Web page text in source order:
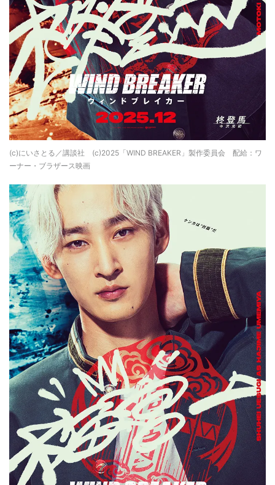
(c)にいさとる／講談社 (c)2025「WIND BREAKER」製作委員会 配給：ワ
ーナー・ブラザース映画